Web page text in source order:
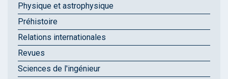
Physique et astrophysique
Préhistoire
Relations internationales
Revues
Sciences de l'ingénieur